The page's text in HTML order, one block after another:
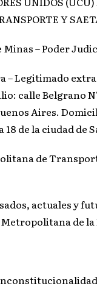
Y
– Poder
– Legitimado
calle Belgrano
Aires.
18 de la ciudad de
de
actuales y
de la